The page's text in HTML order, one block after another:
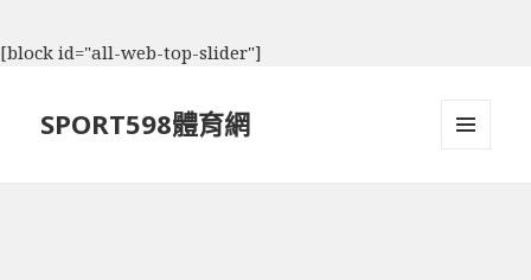
[block id="all-web-top-slider"]
SPORT598體育網